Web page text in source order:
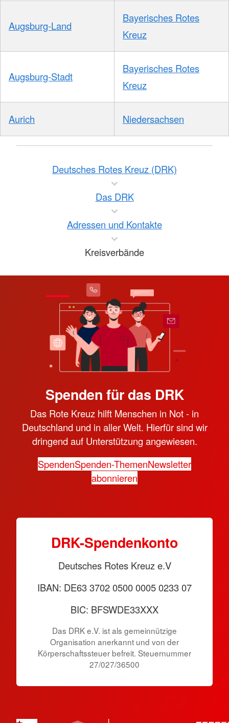
Augsburg-Land
Bayerisches Rotes
Kreuz
Augsburg-Stadt
Bayerisches Rotes
Kreuz
Aurich Niedersachsen
Deutsches Rotes Kreuz (DRK)
Das DRK
Adressen und Kontakte
Kreisverbände
Spenden für das DRK
Das Rote Kreuz hilft Menschen in Not - in
Deutschland und in aller Welt. Hierfür sind wir
dringend auf Unterstützung angewiesen.
SpendenSpenden-ThemenNewsletter
abonnieren
DRK-Spendenkonto
Deutsches Rotes Kreuz e.V
IBAN: DE63 3702 0500 0005 0233 07
BIC: BFSWDE33XXX
Das DRK e.V. ist als gemeinnützige
Organisation anerkannt und von der
Körperschaftssteuer befreit. Steuernummer
27/027/36500